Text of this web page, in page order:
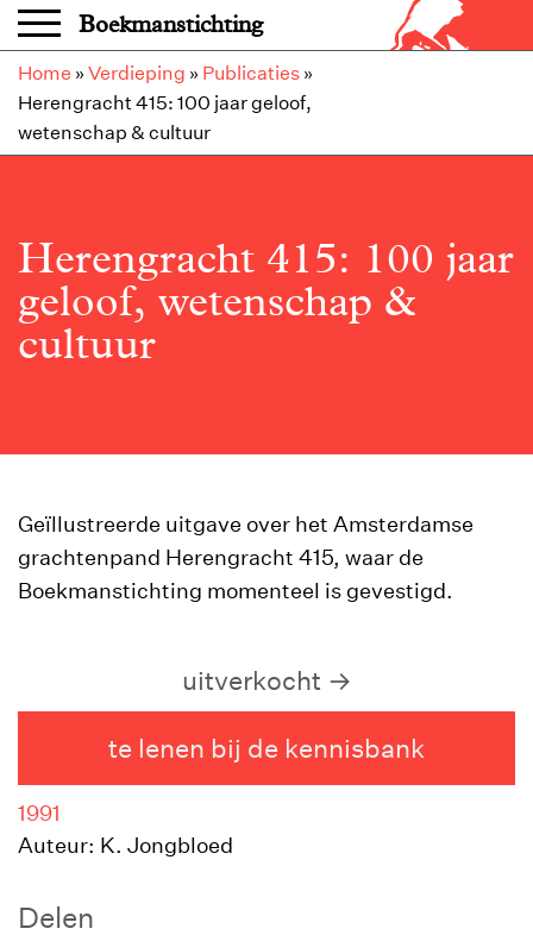
Overslaan en naar de inhoud gaan
Boekmanstichting
Home » Verdieping » Publicaties »
Herengracht 415: 100 jaar geloof,
wetenschap & cultuur
Herengracht 415: 100 jaar
geloof, wetenschap &
cultuur
Geïllustreerde uitgave over het Amsterdamse
grachtenpand Herengracht 415, waar de
Boekmanstichting momenteel is gevestigd.
uitverkocht
te lenen bij de kennisbank
1991
Auteur: K. Jongbloed
Delen